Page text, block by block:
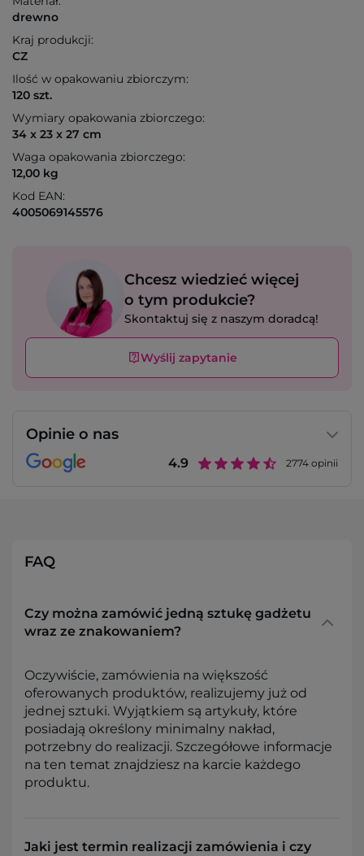
drewno
Kraj produkcji:
CZ
Ilość w opakowaniu zbiorczym:
120 szt.
Wymiary opakowania zbiorczego:
34 x 23 x 27 cm
Waga opakowania zbiorczego:
12,00 kg
Kod EAN:
4005069145576
Chcesz wiedzieć więcej
o tym produkcie?
Skontaktuj się z naszym doradcą!
Wyślij zapytanie
Opinie o nas
4.9 2774 opinii
FAQ
Czy można zamówić jedną sztukę gadżetu
wraz ze znakowaniem?
Oczywiście, zamówienia na większość
oferowanych produktów, realizujemy już od
jednej sztuki. Wyjątkiem są artykuły, które
posiadają określony minimalny nakład,
potrzebny do realizacji. Szczegółowe informacje
na ten temat znajdziesz na karcie każdego
produktu.
Jaki jest termin realizacji zamówienia i czy